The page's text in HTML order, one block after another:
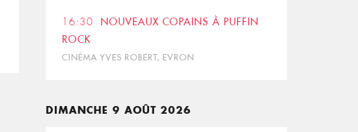
16:30
NOUVEAUX COPAINS À PUFFIN
ROCK
CINÉMA YVES ROBERT, EVRON
DIMANCHE 9 AOÛT 2026